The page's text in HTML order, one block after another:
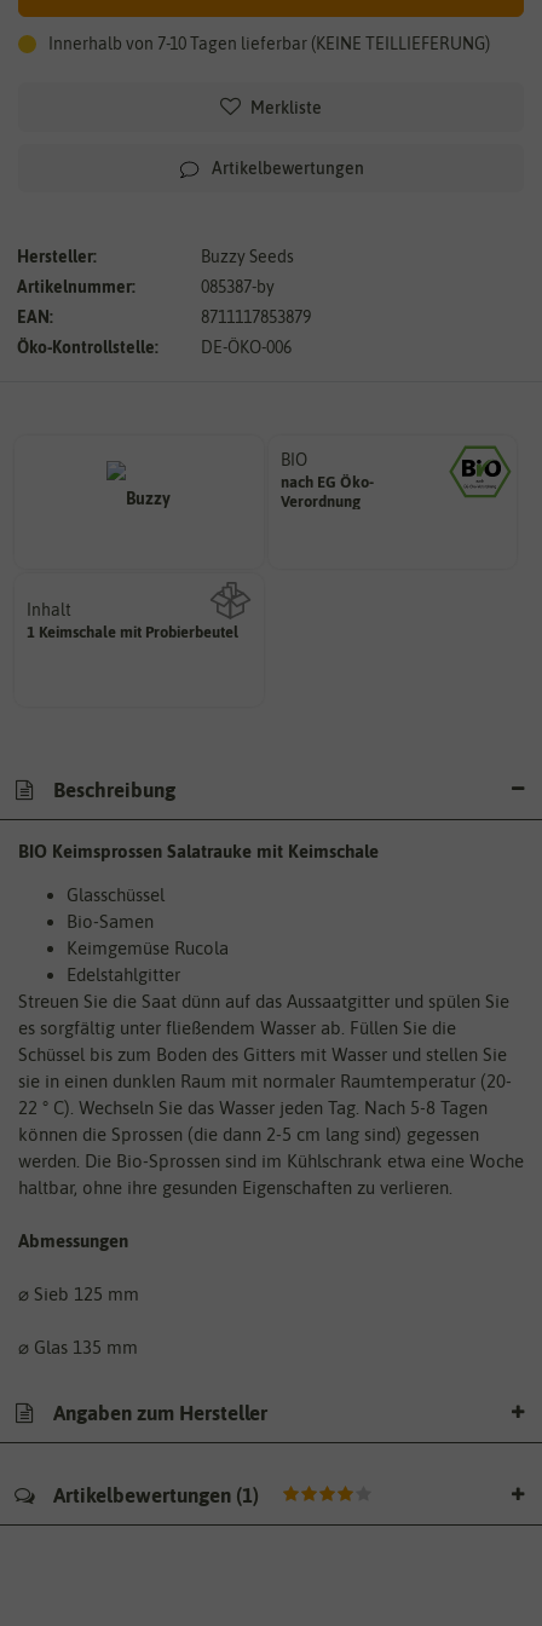
Innerhalb von 7-10 Tagen lieferbar (KEINE TEILLIEFERUNG)
Merkliste
Artikelbewertungen
Hersteller:
Buzzy Seeds
Artikelnummer:
085387-by
EAN:
8711117853879
Öko-Kontrollstelle:
DE-ÖKO-006
BIO
nach EG Öko-
Verordnung
den Richtlinien der biologischen
Landwirtschaft arbeiten.
Inhalt
1 Keimschale mit Probierbeutel
Wie viel ist enthalten
Beschreibung
BIO Keimsprossen Salatrauke mit Keimschale
Glasschüssel
Bio-Samen
Keimgemüse Rucola
Edelstahlgitter
Streuen Sie die Saat dünn auf das Aussaatgitter und spülen Sie
es sorgfältig unter fließendem Wasser ab. Füllen Sie die
Schüssel bis zum Boden des Gitters mit Wasser und stellen Sie
sie in einen dunklen Raum mit normaler Raumtemperatur (20-
22 ° C). Wechseln Sie das Wasser jeden Tag. Nach 5-8 Tagen
können die Sprossen (die dann 2-5 cm lang sind) gegessen
werden. Die Bio-Sprossen sind im Kühlschrank etwa eine Woche
haltbar, ohne ihre gesunden Eigenschaften zu verlieren.
Abmessungen
⌀ Sieb 125 mm
⌀ Glas 135 mm
Angaben zum Hersteller
Artikelbewertungen (1)